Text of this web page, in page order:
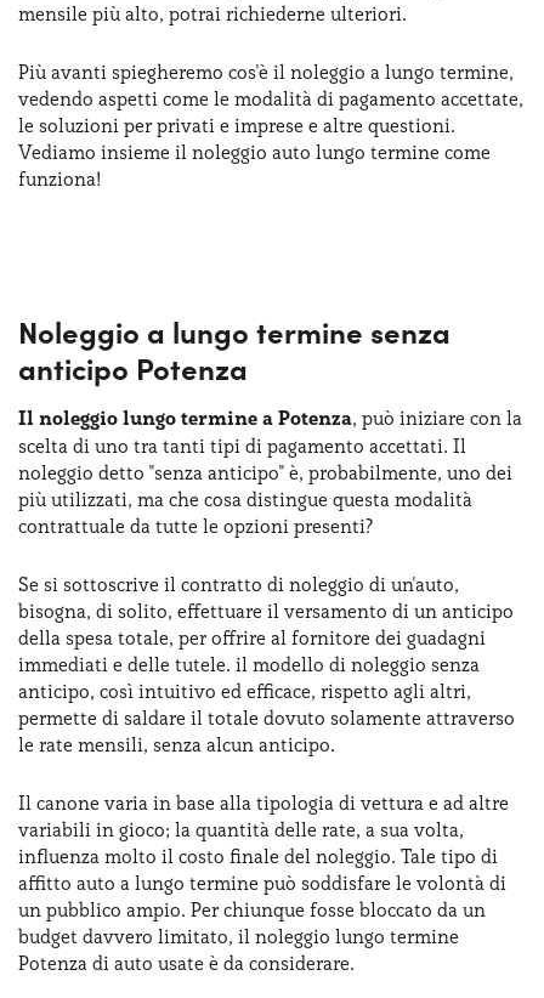
mensile più alto, potrai richiederne ulteriori.
Più avanti spiegheremo cos'è il noleggio a lungo termine,
vedendo aspetti come le modalità di pagamento accettate,
le soluzioni per privati e imprese e altre questioni.
Vediamo insieme il noleggio auto lungo termine come
funziona!
Noleggio a lungo termine senza
anticipo Potenza
Il noleggio lungo termine a Potenza, può iniziare con la
scelta di uno tra tanti tipi di pagamento accettati. Il
noleggio detto "senza anticipo" è, probabilmente, uno dei
più utilizzati, ma che cosa distingue questa modalità
contrattuale da tutte le opzioni presenti?
Se si sottoscrive il contratto di noleggio di un'auto,
bisogna, di solito, effettuare il versamento di un anticipo
della spesa totale, per offrire al fornitore dei guadagni
immediati e delle tutele. il modello di noleggio senza
anticipo, così intuitivo ed efficace, rispetto agli altri,
permette di saldare il totale dovuto solamente attraverso
le rate mensili, senza alcun anticipo.
Il canone varia in base alla tipologia di vettura e ad altre
variabili in gioco; la quantità delle rate, a sua volta,
influenza molto il costo finale del noleggio. Tale tipo di
affitto auto a lungo termine può soddisfare le volontà di
un pubblico ampio. Per chiunque fosse bloccato da un
budget davvero limitato, il noleggio lungo termine
Potenza di auto usate è da considerare.